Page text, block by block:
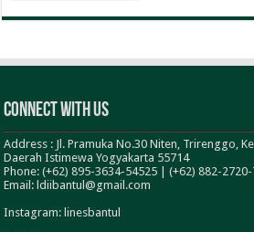
Connect With Us
Address : Jl. Pramuka No.30 Niten, Trirenggo,
Daerah Istimewa Yogyakarta 55714
Phone: (+62) 895-3634-54525 | (+62) 882-
Email: ldiibantul@gmail.com
Instagram: linesbantul